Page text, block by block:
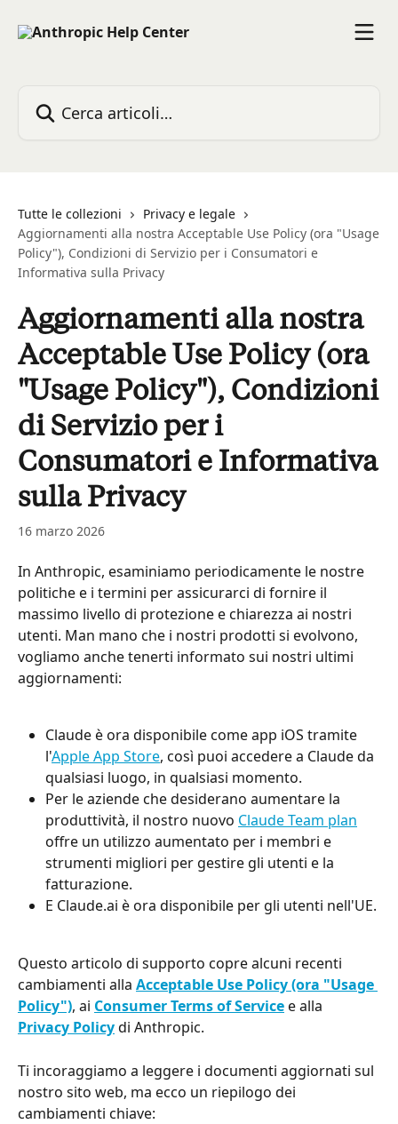
Tutte le collezioni
Privacy e legale
Aggiornamenti alla nostra Acceptable Use Policy (ora "Usage
Policy"), Condizioni di Servizio per i Consumatori e
Informativa sulla Privacy
Aggiornamenti alla nostra
Acceptable Use Policy (ora
"Usage Policy"), Condizioni
di Servizio per i
Consumatori e Informativa
sulla Privacy
16 marzo 2026
In Anthropic, esaminiamo periodicamente le nostre
politiche e i termini per assicurarci di fornire il
massimo livello di protezione e chiarezza ai nostri
utenti. Man mano che i nostri prodotti si evolvono,
vogliamo anche tenerti informato sui nostri ultimi
aggiornamenti:
Claude è ora disponibile come app iOS tramite
l'Apple App Store, così puoi accedere a Claude da
qualsiasi luogo, in qualsiasi momento.
Per le aziende che desiderano aumentare la
produttività, il nostro nuovo Claude Team plan
offre un utilizzo aumentato per i membri e
strumenti migliori per gestire gli utenti e la
fatturazione.
E Claude.ai è ora disponibile per gli utenti nell'UE.
Questo articolo di supporto copre alcuni recenti
cambiamenti alla Acceptable Use Policy (ora "Usage
Policy"), ai Consumer Terms of Service e alla
Privacy Policy di Anthropic.
Ti incoraggiamo a leggere i documenti aggiornati sul
nostro sito web, ma ecco un riepilogo dei
cambiamenti chiave: